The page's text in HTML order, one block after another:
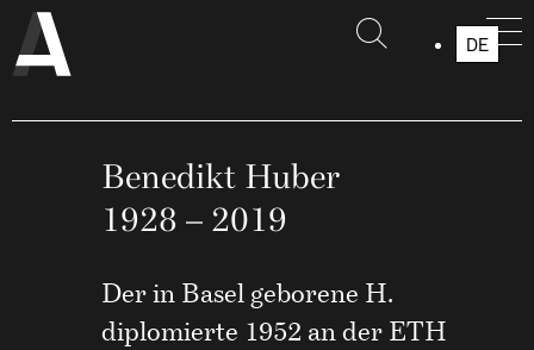
DE
Benedikt Huber
1928 – 2019
Der in Basel geborene H.
diplomierte 1952 an der ETH